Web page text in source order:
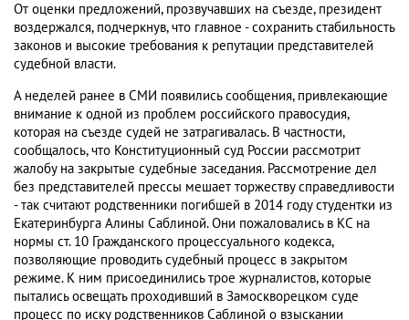
От оценки предложений, прозвучавших на съезде, президент
воздержался, подчеркнув, что главное - сохранить стабильность
законов и высокие требования к репутации представителей
судебной власти.
А неделей ранее в СМИ появились сообщения, привлекающие
внимание к одной из проблем российского правосудия,
которая на съезде судей не затрагивалась. В частности,
сообщалось, что Конституционный суд России рассмотрит
жалобу на закрытые судебные заседания. Рассмотрение дел
без представителей прессы мешает торжеству справедливости
- так считают родственники погибшей в 2014 году студентки из
Екатеринбурга Алины Саблиной. Они пожаловались в КС на
нормы ст. 10 Гражданского процессуального кодекса,
позволяющие проводить судебный процесс в закрытом
режиме. К ним присоединились трое журналистов, которые
пытались освещать проходивший в Замоскворецком суде
процесс по иску родственников Саблиной о взыскании